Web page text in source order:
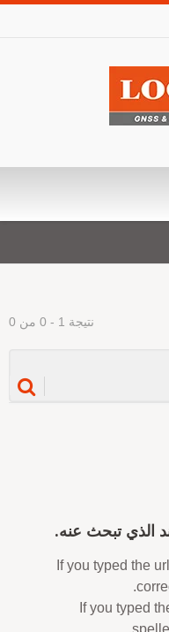
نتيجة 1 - 0 من 0
الذي تبحث عنه.
If you typed
If you typed